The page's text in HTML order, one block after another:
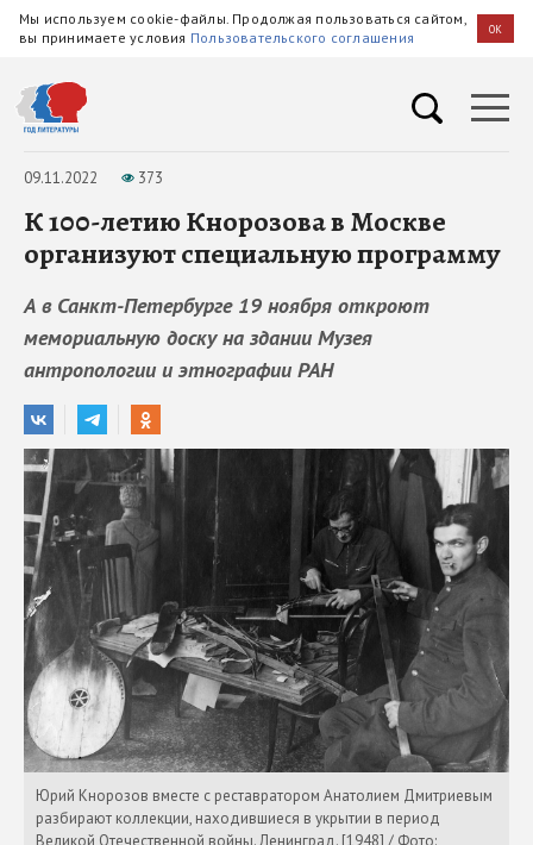
Мы используем cookie-файлы. Продолжая пользоваться сайтом,
вы принимаете условия Пользовательского соглашения OK
09.11.2022 373
К 100-летию Кнорозова в Москве
организуют специальную программу
А в Санкт-Петербурге 19 ноября откроют
мемориальную доску на здании Музея
антропологии и этнографии РАН
Юрий Кнорозов вместе с реставратором Анатолием Дмитриевым
разбирают коллекции, находившиеся в укрытии в период
Великой Отечественной войны. Ленинград. [1948] / Фото: